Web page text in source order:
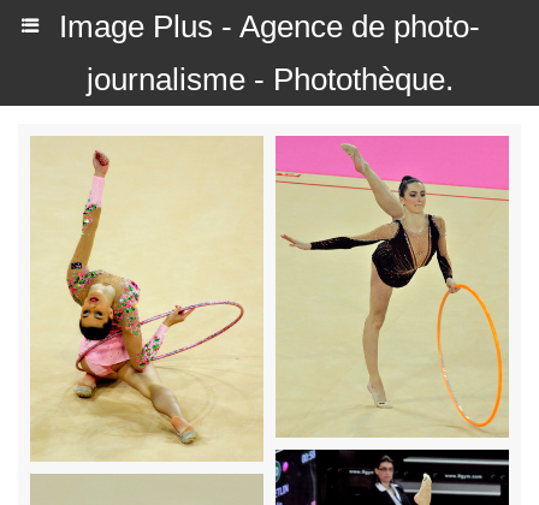
Image Plus - Agence de photo-
journalisme - Photothèque.